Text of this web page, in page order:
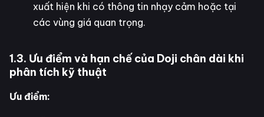
xuất hiện khi có thông tin nhạy cảm hoặc tại
các vùng giá quan trọng.
1.3. Ưu điểm và hạn chế của Doji chân dài khi
phân tích kỹ thuật
Ưu điểm: